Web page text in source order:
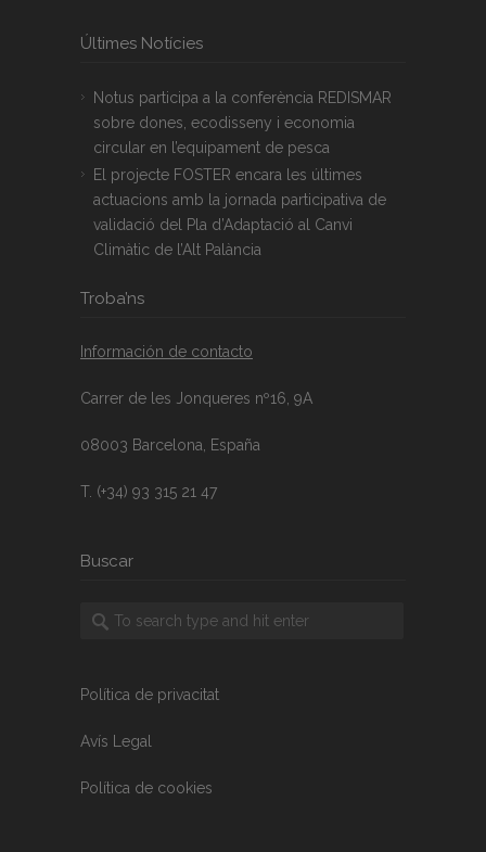
Últimes Notícies
Notus participa a la conferència REDISMAR
sobre dones, ecodisseny i economia
circular en l’equipament de pesca
El projecte FOSTER encara les últimes
actuacions amb la jornada participativa de
validació del Pla d’Adaptació al Canvi
Climàtic de l’Alt Palància
Troba’ns
Información de contacto
Carrer de les Jonqueres nº16, 9A
08003 Barcelona, España
T. (+34) 93 315 21 47
Buscar
Política de privacitat
Avís Legal
Política de cookies